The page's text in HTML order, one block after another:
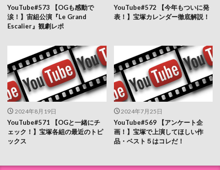
YouTube#573 【OGも感動で
涙！】宙組公演『Le Grand
Escalier』観劇レポ
YouTube#572 【今年もついに発
表！】宝塚カレンダー徹底解説！
2024年8月19日
YouTube#571 【OGと一緒にチ
ェック！】宝塚各組の最近のトピ
ックス
2024年7月25日
YouTube#569 【アンケート企
画！】宝塚で上演してほしい作
品・ベスト５はコレだ！